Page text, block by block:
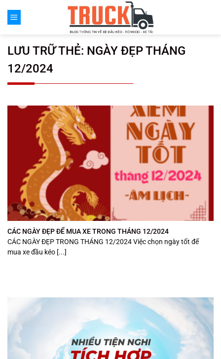
đến
LƯU TRỮ THẺ: NGÀY ĐẸP THÁNG
12/2024
CÁC NGÀY ĐẸP ĐỂ MUA XE TRONG THÁNG 12/2024
CÁC NGÀY ĐẸP TRONG THÁNG 12/2024 Việc chọn ngày tốt để
mua xe đầu kéo [...]